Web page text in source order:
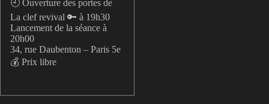
🕘 Ouverture des portes de
La clef revival 🔑 à 19h30
Lancement de la séance à
20h00
34, rue Daubenton – Paris 5e
💰 Prix libre